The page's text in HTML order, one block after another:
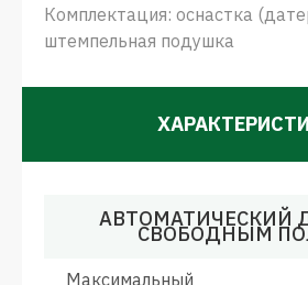
Комплектация: оснастка
штемпельная подушка
АВТОМАТИЧЕСКИЙ
СВОБОДНЫМ
Максимальный